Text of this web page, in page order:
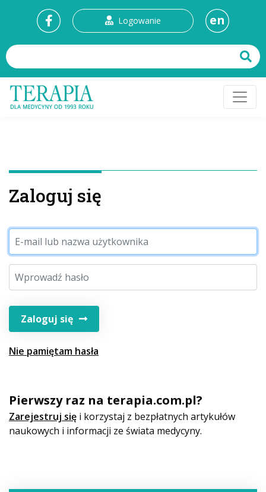
Logowanie en
Zaloguj się
Zaloguj się
Nie pamiętam hasła
Pierwszy raz na terapia.com.pl?
Zarejestruj się i korzystaj z bezpłatnych artykułów
naukowych i informacji ze świata medycyny.